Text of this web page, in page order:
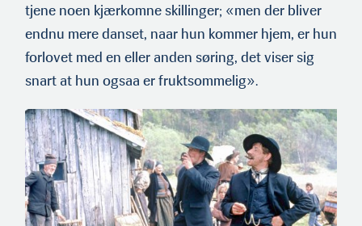
tjene noen kjærkomne skillinger; «men der bliver
endnu mere danset, naar hun kommer hjem, er hun
forlovet med en eller anden søring, det viser sig
snart at hun ogsaa er fruktsommelig».